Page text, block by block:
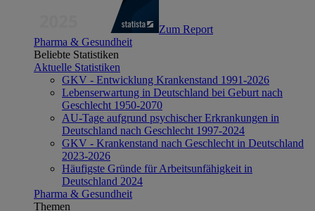
Zum Report
Pharma & Gesundheit
Beliebte Statistiken
Aktuelle Statistiken
GKV - Entwicklung Krankenstand 1991-2026
Lebenserwartung in Deutschland bei Geburt nach
Geschlecht 1950-2070
AU-Tage aufgrund psychischer Erkrankungen in
Deutschland nach Geschlecht 1997-2024
GKV - Krankenstand nach Geschlecht in Deutschland
2023-2026
Häufigste Gründe für Arbeitsunfähigkeit in
Deutschland 2024
Pharma & Gesundheit
Themen